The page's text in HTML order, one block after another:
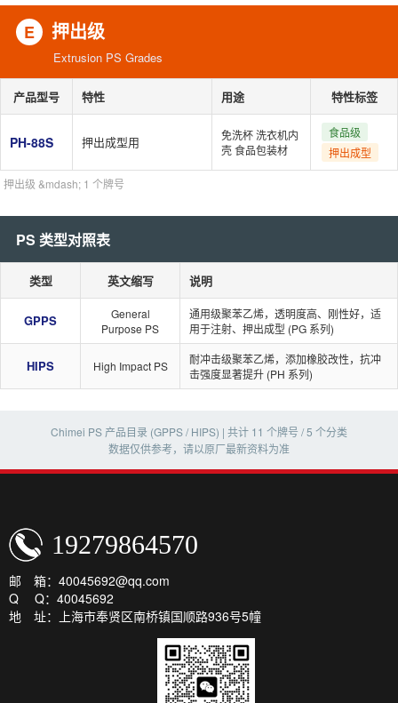
E 押出级
Extrusion PS Grades
产品型号 特性 用途 特性标签
PH-88S 押出成型用
免洗杯 洗衣机内
壳 食品包装材
食品级
押出成型
押出级 &mdash; 1 个牌号
PS 类型对照表
类型 英文缩写 说明
GPPS
General
Purpose PS
通用级聚苯乙烯，透明度高、刚性好，适
用于注射、押出成型 (PG 系列)
HIPS High Impact PS
耐冲击级聚苯乙烯，添加橡胶改性，抗冲
击强度显著提升 (PH 系列)
Chimei PS 产品目录 (GPPS / HIPS) | 共计 11 个牌号 / 5 个分类
数据仅供参考，请以原厂最新资料为准
19279864570
邮 箱：40045692@qq.com
Q Q：40045692
地 址：上海市奉贤区南桥镇国顺路936号5幢